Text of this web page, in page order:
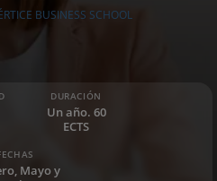
BUSINESS SCHOOL
DURACIÓN
Un año. 60
ECTS
Mayo y